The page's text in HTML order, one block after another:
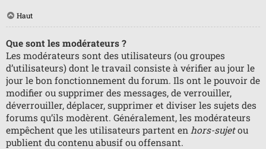
Haut
Que sont les modérateurs ?
Les modérateurs sont des utilisateurs (ou groupes
d’utilisateurs) dont le travail consiste à vérifier au jour le
jour le bon fonctionnement du forum. Ils ont le pouvoir de
modifier ou supprimer des messages, de verrouiller,
déverrouiller, déplacer, supprimer et diviser les sujets des
forums qu’ils modèrent. Généralement, les modérateurs
empêchent que les utilisateurs partent en hors-sujetou
publient du contenu abusif ou offensant.